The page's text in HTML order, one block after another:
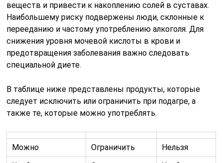
веществ и привести к накоплению солей в суставах.
Наибольшему риску подвержены люди, склонные к
перееданию и частому употреблению алкоголя. Для
снижения уровня мочевой кислоты в крови и
предотвращения заболевания важно следовать
специальной диете.
В таблице ниже представлены продукты, которые
следует исключить или ограничить при подагре, а
также те, которые можно употреблять.
Можно Ограничить
Нельзя